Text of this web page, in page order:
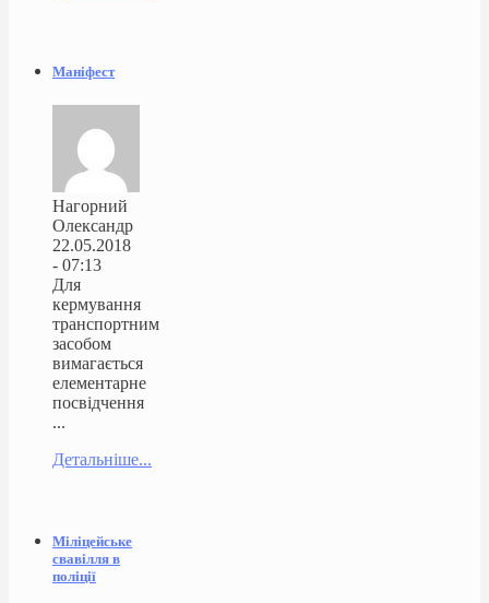
Маніфест
Нагорний
Олександр
22.05.2018
- 07:13
Для
кермування
транспортним
засобом
вимагається
елементарне
посвідчення
...
Детальніше...
Міліцейське
свавілля в
поліції